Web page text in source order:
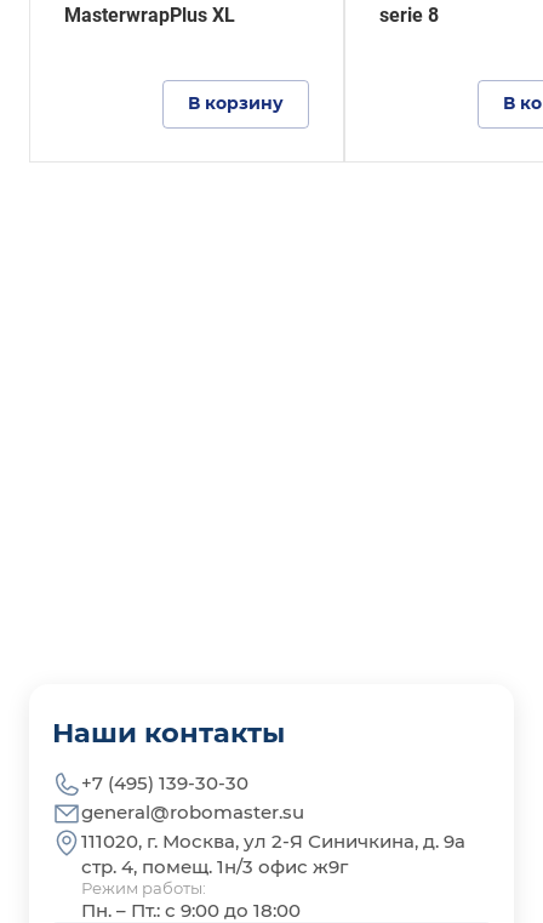
MasterwrapPlus XL
В корзину
serie 8
В
Наши контакты
+7 (495) 139-30-30
general@robomaster.su
111020, г. Москва, ул 2-Я Синичкина, д. 9а
стр. 4, помещ. 1н/3 офис ж9г
Режим работы:
Пн. – Пт.: с 9:00 до 18:00